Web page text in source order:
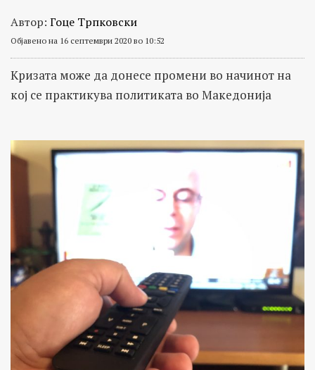
Автор: Гоце Трпковски
Објавено на 16 септември 2020 во 10:52
Кризата може да донесе промени во начинот на
кој се практикува политиката во Македонија